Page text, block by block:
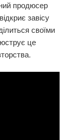
продюсер
завісу
своїми
це